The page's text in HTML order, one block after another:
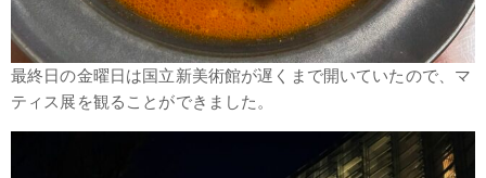
最終日の金曜日は国立新美術館が遅くまで開いていたので、マ
ティス展を観ることができました。